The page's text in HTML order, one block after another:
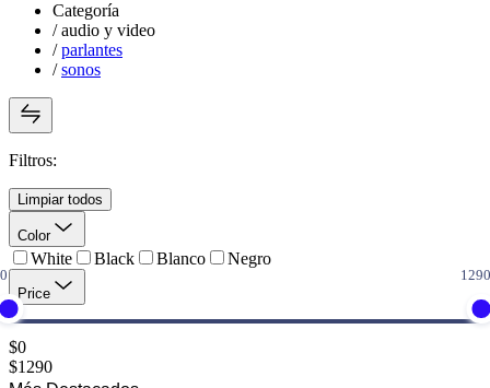
Categoría
/audio y video
/parlantes
/sonos
Filtros:
Limpiar todos
Color
White Black Blanco Negro
Price
$0
$1290